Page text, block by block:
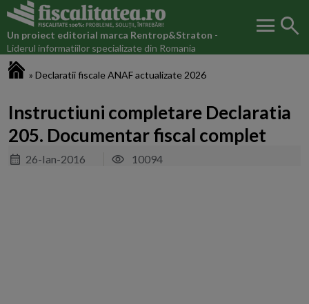
Un proiect editorial marca Rentrop&Straton -
Liderul informatiilor specializate din Romania
menu search
» Declaratii fiscale ANAF actualizate 2026
Instructiuni completare Declaratia
205. Documentar fiscal complet
26-Ian-2016 10094